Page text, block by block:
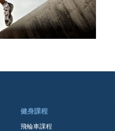
健身課程
飛輪車課程